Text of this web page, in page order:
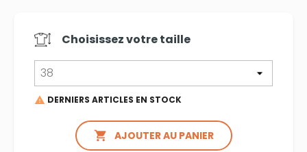
Choisissez votretaille
 DERNIERS ARTICLES EN STOCK
 AJOUTER AU PANIER